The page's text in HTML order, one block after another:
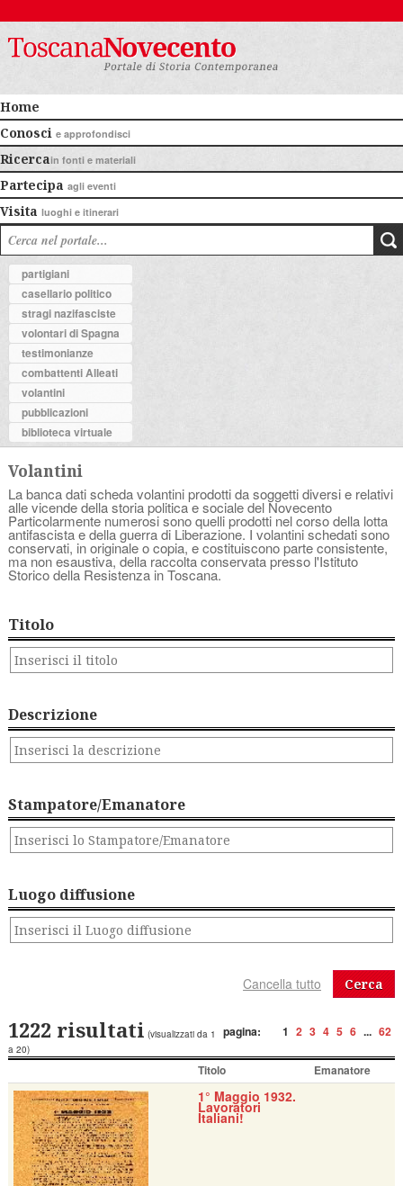
Home
Conosci e approfondisci
Ricercain fonti e materiali
Partecipa agli eventi
Visita luoghi e itinerari
partigiani
casellario politico
stragi nazifasciste
volontari di Spagna
testimonianze
combattenti Alleati
volantini
pubblicazioni
biblioteca virtuale
Volantini
La banca dati scheda volantini prodotti da soggetti diversi e relativi
alle vicende della storia politica e sociale del Novecento
Particolarmente numerosi sono quelli prodotti nel corso della lotta
antifascista e della guerra di Liberazione. I volantini schedati sono
conservati, in originale o copia, e costituiscono parte consistente,
ma non esaustiva, della raccolta conservata presso l'Istituto
Storico della Resistenza in Toscana.
Titolo
Descrizione
Stampatore/Emanatore
Luogo diffusione
Cerca
pagina: 1 2 3 4 5 6 ... 62
1222 risultati (visualizzati da 1
a 20)
Titolo Emanatore
1° Maggio 1932.
Lavoratori
Italiani!